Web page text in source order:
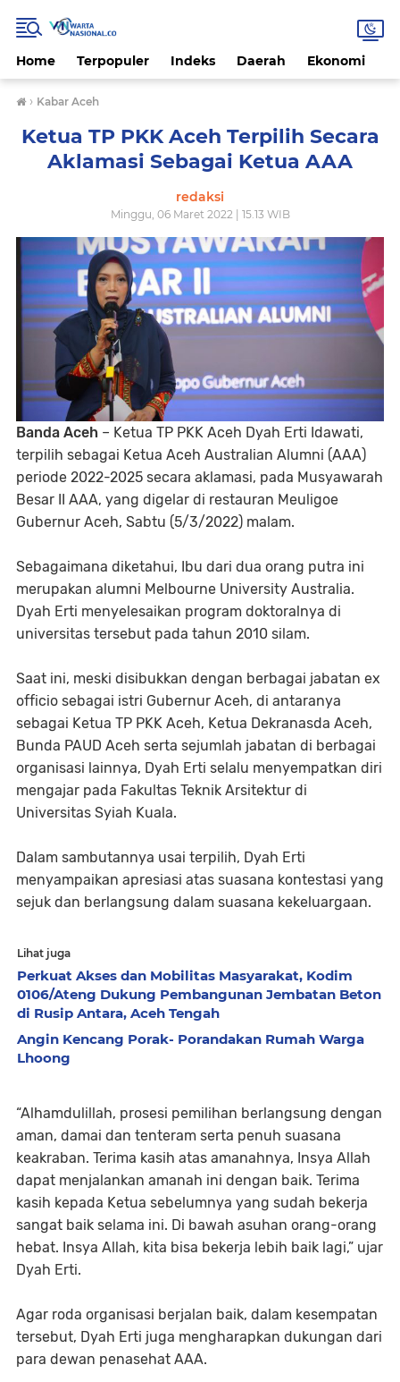
Home Terpopuler Indeks Daerah Ekonomi
› Kabar Aceh
Ketua TP PKK Aceh Terpilih Secara
Aklamasi Sebagai Ketua AAA
redaksi
Minggu, 06 Maret 2022 | 15.13 WIB
Banda Aceh – Ketua TP PKK Aceh Dyah Erti Idawati,
terpilih sebagai Ketua Aceh Australian Alumni (AAA)
periode 2022-2025 secara aklamasi, pada Musyawarah
Besar II AAA, yang digelar di restauran Meuligoe
Gubernur Aceh, Sabtu (5/3/2022) malam.
Sebagaimana diketahui, Ibu dari dua orang putra ini
merupakan alumni Melbourne University Australia.
Dyah Erti menyelesaikan program doktoralnya di
universitas tersebut pada tahun 2010 silam.
Saat ini, meski disibukkan dengan berbagai jabatan ex
officio sebagai istri Gubernur Aceh, di antaranya
sebagai Ketua TP PKK Aceh, Ketua Dekranasda Aceh,
Bunda PAUD Aceh serta sejumlah jabatan di berbagai
organisasi lainnya, Dyah Erti selalu menyempatkan diri
mengajar pada Fakultas Teknik Arsitektur di
Universitas Syiah Kuala.
Dalam sambutannya usai terpilih, Dyah Erti
menyampaikan apresiasi atas suasana kontestasi yang
sejuk dan berlangsung dalam suasana kekeluargaan.
Lihat juga
Perkuat Akses dan Mobilitas Masyarakat, Kodim
0106/Ateng Dukung Pembangunan Jembatan Beton
di Rusip Antara, Aceh Tengah
Angin Kencang Porak- Porandakan Rumah Warga
Lhoong
“Alhamdulillah, prosesi pemilihan berlangsung dengan
aman, damai dan tenteram serta penuh suasana
keakraban. Terima kasih atas amanahnya, Insya Allah
dapat menjalankan amanah ini dengan baik. Terima
kasih kepada Ketua sebelumnya yang sudah bekerja
sangat baik selama ini. Di bawah asuhan orang-orang
hebat. Insya Allah, kita bisa bekerja lebih baik lagi,” ujar
Dyah Erti.
Agar roda organisasi berjalan baik, dalam kesempatan
tersebut, Dyah Erti juga mengharapkan dukungan dari
para dewan penasehat AAA.